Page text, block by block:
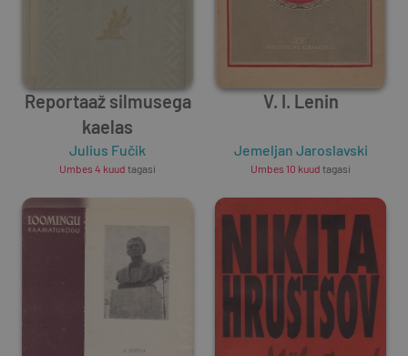
Reportaaž silmusega
kaelas
Julius Fučik
Umbes 4 kuud tagasi
V. I. Lenin
Jemeljan Jaroslavski
Umbes 10 kuud tagasi